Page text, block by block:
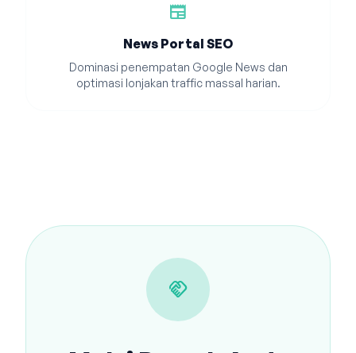
newspaper
News Portal SEO
Dominasi penempatan Google News dan
optimasi lonjakan traffic massal harian.
handshake